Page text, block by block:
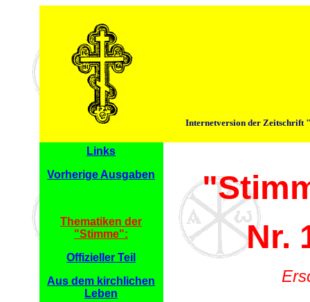
Internetversion der Zeitschrift
Links
Vorherige Ausgaben
Thematiken der
"Stimme":
Offizieller Teil
Aus dem kirchlichen
Leben
Nr.